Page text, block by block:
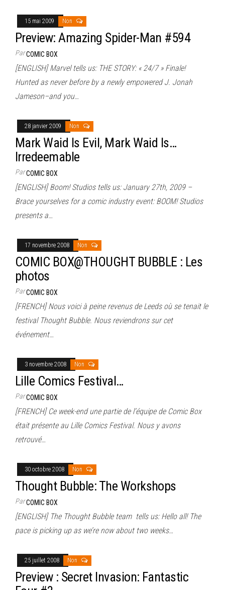
15 mai 2009 Non
Preview: Amazing Spider-Man #594
ParCOMIC BOX
[ENGLISH] Marvel tells us: THE STORY: « 24/7 » Finale!
Hunted as never before by a newly empowered J. Jonah
Jameson–and you…
28 janvier 2009 Non
Mark Waid Is Evil, Mark Waid Is…
Irredeemable
ParCOMIC BOX
[ENGLISH] Boom! Studios tells us: January 27th, 2009 –
Brace yourselves for a comic industry event: BOOM! Studios
presents a…
17 novembre 2008 Non
COMIC BOX@THOUGHT BUBBLE : Les
photos
ParCOMIC BOX
[FRENCH] Nous voici à peine revenus de Leeds où se tenait le
festival Thought Bubble. Nous reviendrons sur cet
événement…
3 novembre 2008 Non
Lille Comics Festival…
ParCOMIC BOX
[FRENCH] Ce week-end une partie de l’équipe de Comic Box
était présente au Lille Comics Festival. Nous y avons
retrouvé…
30 octobre 2008 Non
Thought Bubble: The Workshops
ParCOMIC BOX
[ENGLISH] The Thought Bubble team tells us: Hello all! The
pace is picking up as we’re now about two weeks…
25 juillet 2008 Non
Preview : Secret Invasion: Fantastic